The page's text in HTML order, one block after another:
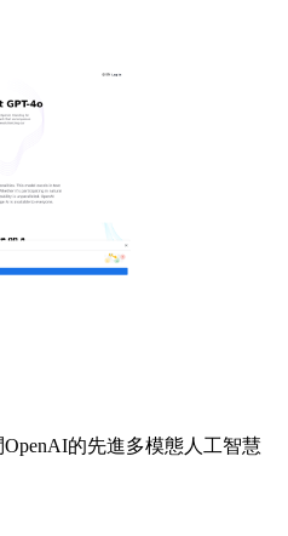
的先進多模態人工智慧